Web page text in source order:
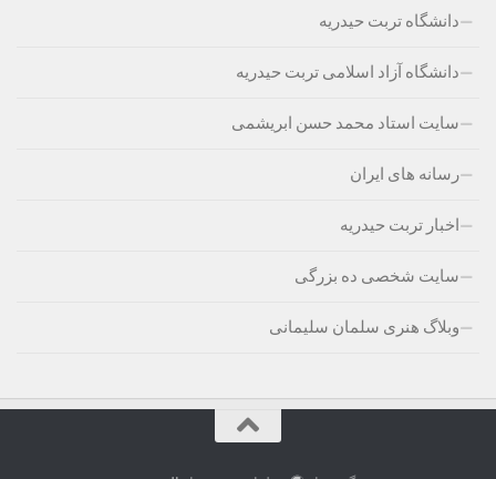
دانشگاه تربت حیدریه
دانشگاه آزاد اسلامی تربت حیدریه
سایت استاد محمد حسن ابریشمی
رسانه های ایران
اخبار تربت حیدریه
سایت شخصی ده بزرگی
وبلاگ هنری سلمان سلیمانی